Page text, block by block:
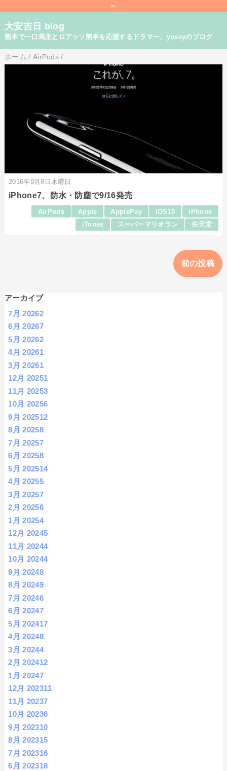
=
大安吉日 blog
熊本で一口馬主とロアッソ熊本を応援するドラマー、yossyのブログ
ホーム / AirPods /
2016年9月8日木曜日
iPhone7、防水・防塵で9/16発売
AirPods Apple ApplePay iOS10
iPhone
iTunes
スーパーマリオラン 任天堂
前の投稿
アーカイブ
7月 20262
6月 20267
5月 20262
4月 20261
3月 20261
12月 20251
11月 20253
10月 20256
9月 202512
8月 20258
7月 20257
6月 20258
5月 202514
4月 20255
3月 20257
2月 20256
1月 20254
12月 20245
11月 20244
10月 20244
9月 20248
8月 20249
7月 20246
6月 20247
5月 202417
4月 20248
3月 20244
2月 202412
1月 20247
12月 202311
11月 20237
10月 20236
9月 202310
8月 202315
7月 202316
6月 202318